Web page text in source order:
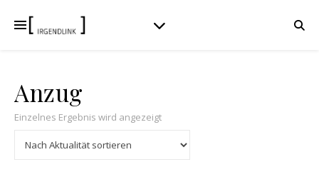
Anzug
Einzelnes Ergebnis wird angezeigt